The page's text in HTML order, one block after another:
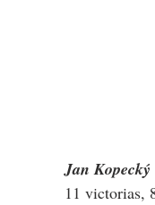
Jan Kopecký
11 victorias,